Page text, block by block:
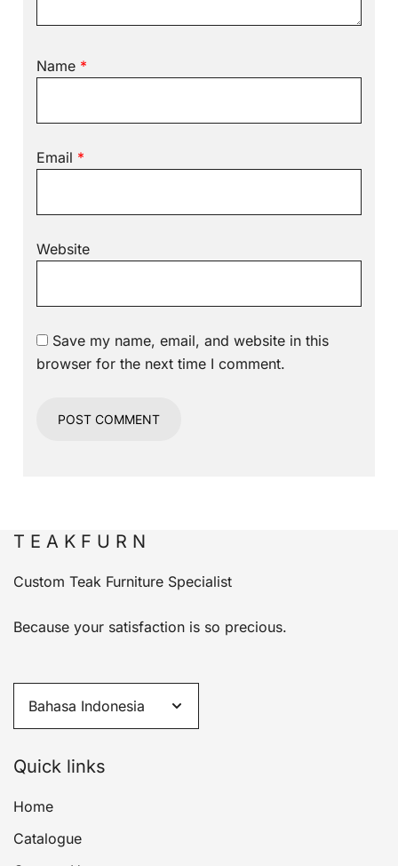
Name *
Email *
Website
Save my name, email, and website in this
browser for the next time I comment.
T E A K F U R N
Custom Teak Furniture Specialist
Because your satisfaction is so precious.
Quick links
Home
Catalogue